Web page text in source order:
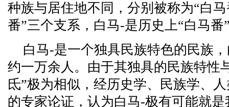
种族与居住地不同，分别被称为“白
番”三个支系，白马-是历史上“白马番
白马-是一个独具民族特色的民族
约一万余人。由于其独具的民族特性
氐”极为相似，经历史学、民族学、
的专家论证，认为白马-极有可能就